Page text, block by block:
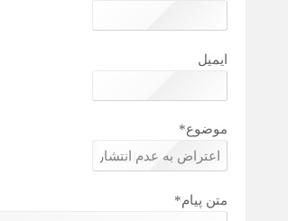
ایمیل
موضوع*
متن پیام*